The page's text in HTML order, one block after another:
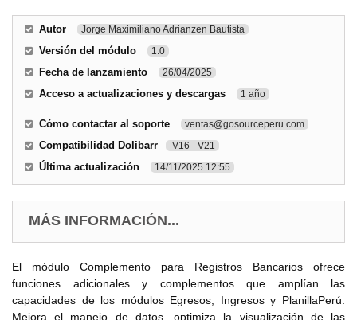
Autor Jorge Maximiliano Adrianzen Bautista
Versión del módulo 1.0
Fecha de lanzamiento 26/04/2025
Acceso a actualizaciones y descargas 1 año
Cómo contactar al soporte ventas@gosourceperu.com
Compatibilidad Dolibarr V16 - V21
Última actualización 14/11/2025 12:55
MÁS INFORMACIÓN...
El módulo Complemento para Registros Bancarios ofrece
funciones adicionales y complementos que amplían las
capacidades de los módulos Egresos, Ingresos y PlanillaPerú.
Mejora el manejo de datos, optimiza la visualización de las